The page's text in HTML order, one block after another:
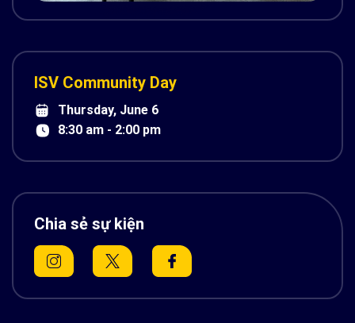
ISV Community Day
Thursday, June 6
8:30 am - 2:00 pm
Chia sẻ sự kiện